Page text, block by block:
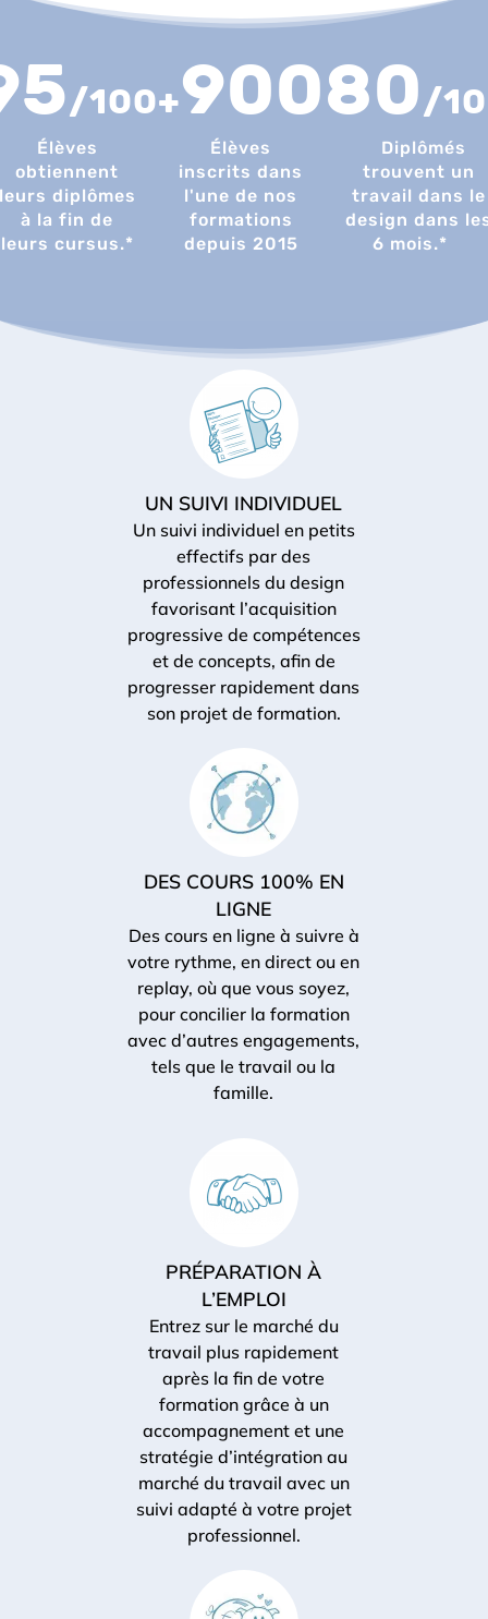
/100
Élèves
obtiennent
diplômes
à la fin de
leurs cursus.*
+900
Élèves
inscrits dans
l'une de nos
formations
depuis 2015
80/
Diplômés
trouvent un
travail dans le
design dans
6 mois.*
UN SUIVI INDIVIDUEL
Un suivi individuel en petits
effectifs par des
professionnels du design
favorisant l’acquisition
progressive de compétences
et de concepts, afin de
progresser rapidement dans
son projet de formation.
DES COURS 100% EN
LIGNE
Des cours en ligne à suivre à
votre rythme, en direct ou en
replay, où que vous soyez,
pour concilier la formation
avec d’autres engagements,
tels que le travail ou la
famille.
PRÉPARATION À
L’EMPLOI
Entrez sur le marché du
travail plus rapidement
après la fin de votre
formationgrâce à un
accompagnement et une
stratégie d’intégration au
marché du travail avec un
suivi adapté à votre projet
professionnel.